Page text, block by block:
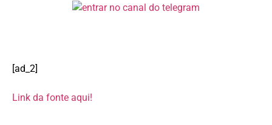
[ad_2]
Link da fonte aqui!